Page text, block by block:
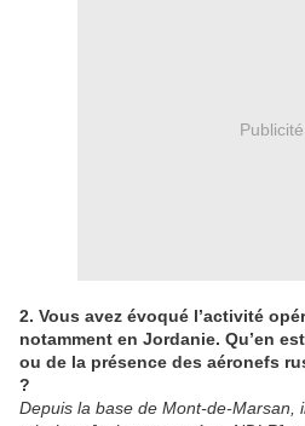
Publicité
2. Vous avez évoqué l’activité
notamment en Jordanie. Qu’en
ou de la présence des aéronefs
?
Depuis la base de Mont-de-Marsan,